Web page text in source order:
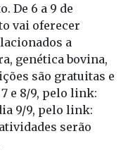
são gratuitas e
e 8/9, pelo link:
9/9, pelo link:
serão